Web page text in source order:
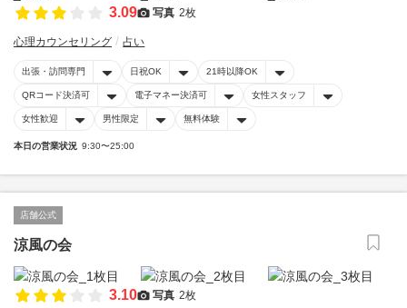
3.09 写真 2枚
心理カウンセリング 占い
出張・訪問専門 日祝OK 21時以降OK
QRコード決済可 電子マネー決済可 女性スタッフ
女性歓迎 男性限定 無料体験
本日の営業状況 9:30〜25:00
店舗公式
涼風の会
3.10 写真 2枚